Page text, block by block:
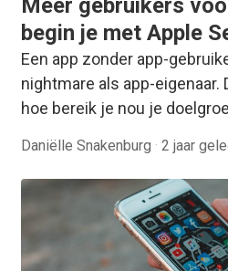
Meer gebruikers
begin je met Apple
Een app zonder app-
nightmare als app-eigenaar.
hoe bereik je nou je
Daniëlle Snakenburg · 2 jaar